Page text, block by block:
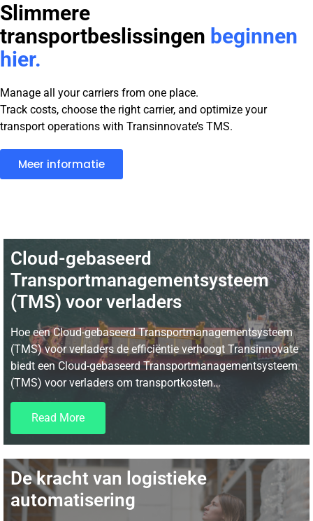
Slimmere
transportbeslissingen beginnen
hier.
Manage all your carriers from one place.
Track costs, choose the right carrier, and optimize your
transport operations with Transinnovate’s TMS.
Meer informatie
Cloud-gebaseerd
Transportmanagementsysteem
(TMS) voor verladers
Hoe een Cloud-gebaseerd Transportmanagementsysteem
(TMS) voor verladers de efficiëntie verhoogt Transinnovate
biedt een Cloud-gebaseerd Transportmanagementsysteem
(TMS) voor verladers om transportkosten…
Read More
De kracht van logistieke
automatisering